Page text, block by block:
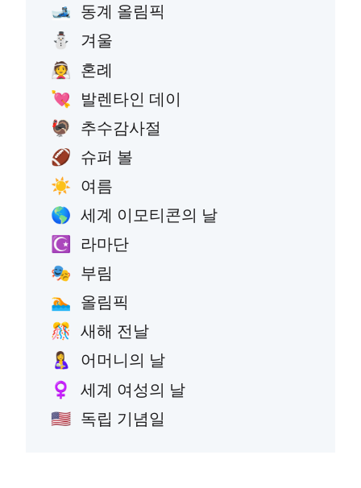
🎿 동계 올림픽
⛄ 겨울
👰 혼례
💘 발렌타인 데이
🦃 추수감사절
🏈 슈퍼 볼
☀️ 여름
🌎 세계 이모티콘의 날
☪️ 라마단
🎭 부림
🏊 올림픽
🎊 새해 전날
🤱 어머니의 날
♀️ 세계 여성의 날
🇺🇸 독립 기념일